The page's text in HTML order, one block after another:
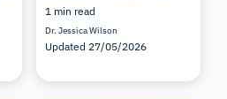
1 min read
Dr. Jessica Wilson
Updated 27/05/2026